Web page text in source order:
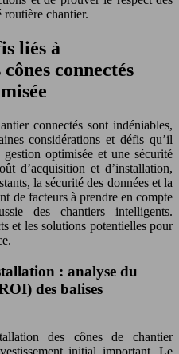
chantier.
liés à
connectés
connectés sont indéniables,
considérations et défis qu’il
optimisée et une sécurité
d’acquisition et d’installation,
la sécurité des données et la
de facteurs à prendre en compte
des chantiers intelligents.
et les solutions potentielles pour
: analyse du
des balises
des cônes de chantier